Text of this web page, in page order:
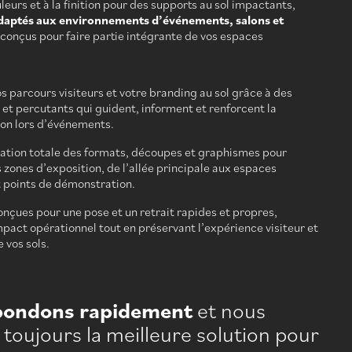
et à la finition pour des supports au sol impactants,
aux environnements d’événements, salons et
pour faire partie intégrante de vos espaces
parcours visiteurs et votre branding au sol grâce à des
et percutants qui guident, informent et renforcent la
lors d’événements.
totale des formats, découpes et graphismes pour
zones d’exposition, de l’allée principale aux espaces
points de démonstration.
pour une pose et un retrait rapides et propres,
opérationnel tout en préservant l’expérience visiteur et
vos sols.
rapidementet nous
la meilleure solution pour